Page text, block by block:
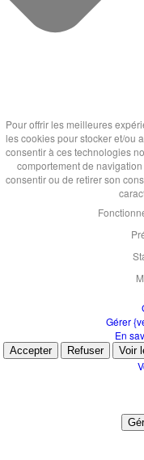
Pour offrir les meilleures
les cookies pour stocker et/ou
consentir à ces technologies
comportement de
consentir ou de retirer son
Gérer
En
Accepter Refuser Voir